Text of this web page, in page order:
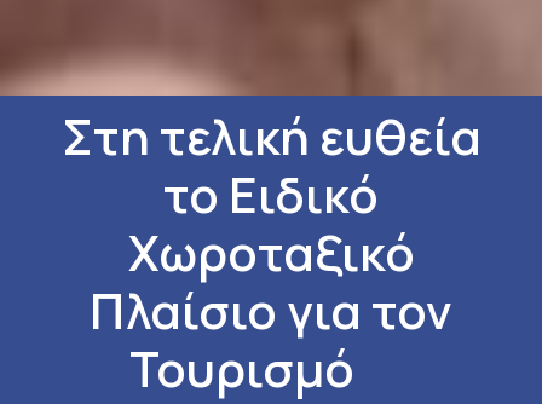
Στη τελική ευθεία
το Ειδικό
Χωροταξικό
Πλαίσιο για τον
Τουρισμό